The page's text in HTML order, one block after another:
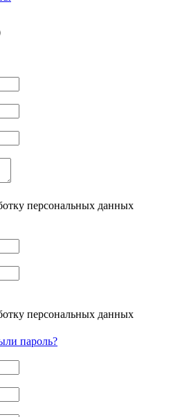
персональных данных
персональных данных
пароль?